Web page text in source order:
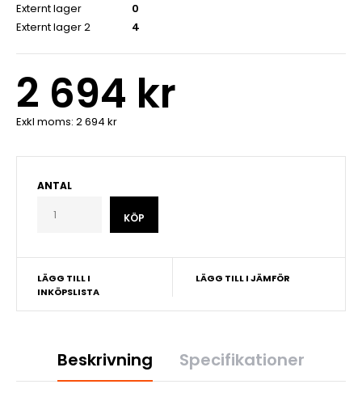
Externt lager
0
Externt lager 2
4
2 694 kr
Exkl moms: 2 694 kr
ANTAL
LÄGG TILL I
INKÖPSLISTA
LÄGG TILL I JÄMFÖR
Beskrivning Specifikationer